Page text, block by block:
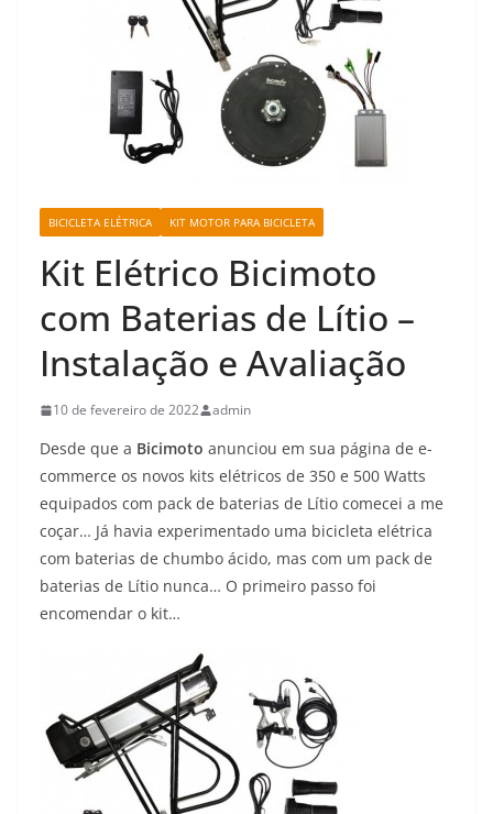
BICICLETA ELÉTRICA KIT MOTOR PARA BICICLETA
Kit Elétrico Bicimoto
com Baterias de Lítio –
Instalação e Avaliação
10 de fevereiro de 2022 admin
Desde que a Bicimoto anunciou em sua página de e-
commerce os novos kits elétricos de 350 e 500 Watts
equipados com pack de baterias de Lítio comecei a me
coçar… Já havia experimentado uma bicicleta elétrica
com baterias de chumbo ácido, mas com um pack de
baterias de Lítio nunca… O primeiro passo foi
encomendar o kit…